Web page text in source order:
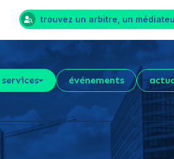
trouvez un arbitre, un
services événements